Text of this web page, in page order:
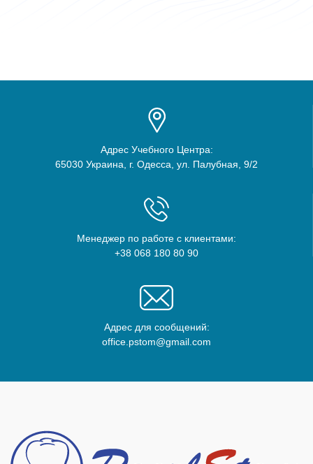
Адрес Учебного Центра:
65030 Украина, г. Одесса, ул. Палубная, 9/2
Менеджер по работе с клиентами:
+38 068 180 80 90
Адрес для сообщений:
office.pstom@gmail.com